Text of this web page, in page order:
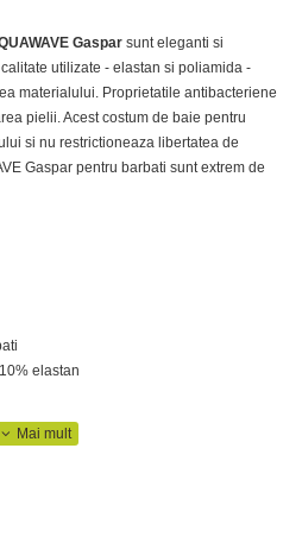
Gaspar sunt eleganti si
utilizate - elastan si poliamida -
materialului. Proprietatile antibacteriene
pielii. Acest costum de baie pentru
si nu restrictioneaza libertatea de
Gaspar pentru barbati sunt extrem de
elastan